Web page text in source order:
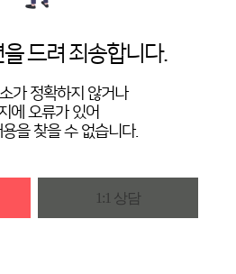
드려 죄송합니다.
가 정확하지 않거나
에 오류가 있어
을 찾을 수 없습니다.
1:1 상담